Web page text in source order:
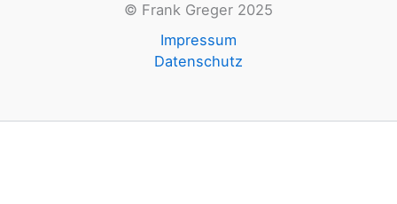
© Frank Greger 2025
Impressum
Datenschutz